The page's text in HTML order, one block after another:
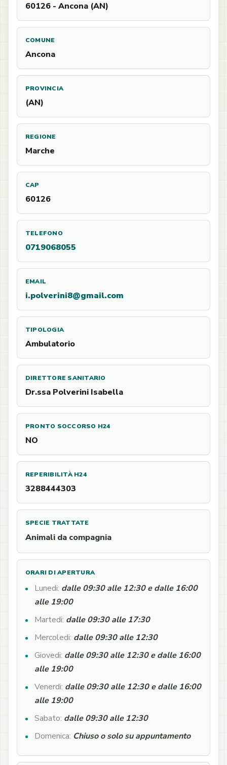
60126 - Ancona (AN)
COMUNE
Ancona
PROVINCIA
(AN)
REGIONE
Marche
CAP
60126
TELEFONO
0719068055
EMAIL
i.polverini8@gmail.com
TIPOLOGIA
Ambulatorio
DIRETTORE SANITARIO
Dr.ssa Polverini Isabella
PRONTO SOCCORSO H24
NO
REPERIBILITÀ H24
3288444303
SPECIE TRATTATE
Animali da compagnia
ORARI DI APERTURA
Lunedi: dalle 09:30 alle 12:30 e dalle 16:00
alle 19:00
Martedi: dalle 09:30 alle 17:30
Mercoledi: dalle 09:30 alle 12:30
Giovedi: dalle 09:30 alle 12:30 e dalle 16:00
alle 19:00
Venerdi: dalle 09:30 alle 12:30 e dalle 16:00
alle 19:00
Sabato: dalle 09:30 alle 12:30
Domenica: Chiuso o solo su appuntamento